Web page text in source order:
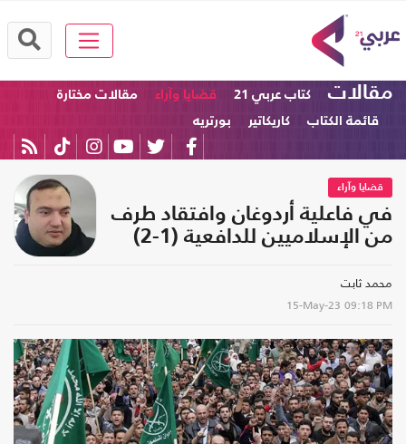
مقالات كتاب عربي 21 قضايا وآراء
مقالات مختارة
قائمة الكتاب
كاريكاتير بورتريه
قضايا وآراء
في فاعلية أردوغان وافتقاد طرف
من الإسلاميين للدافعية (1-2)
محمد ثابت
15-May-23 09:18 PM